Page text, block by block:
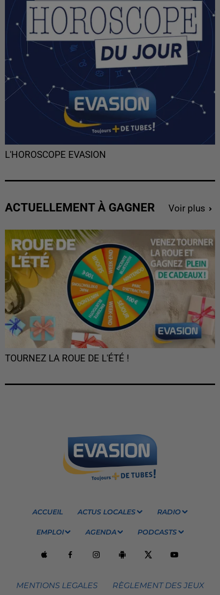
L'HOROSCOPE EVASION
ACTUELLEMENT À GAGNER Voir plus
TOURNEZ LA ROUE DE L'ÉTÉ !
ACCUEIL ACTUS LOCALES RADIO
EMPLOI AGENDA PODCASTS
MENTIONS LEGALES RÈGLEMENT DES JEUX